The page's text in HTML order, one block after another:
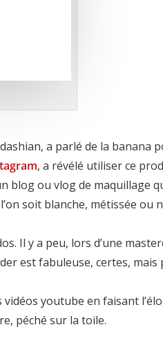
a parlé de la banana
, a révélé utiliser ce
blog ou vlog de maquillage
soit blanche, métissée ou
Il y a peu, lors d’une
est fabuleuse, certes, mais
youtube en faisant
péché sur la toile.